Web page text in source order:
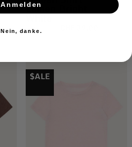
Leinen Bright
White
CHF
$ALE
Anmelden
Nein, danke.